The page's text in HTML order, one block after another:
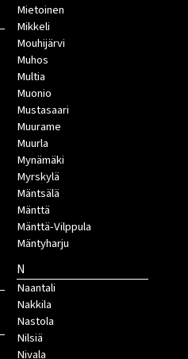
Mietoinen
Mikkeli
Mouhijärvi
Muhos
Multia
Muonio
Mustasaari
Muurame
Muurla
Mynämäki
Myrskylä
Mäntsälä
Mänttä
Mänttä-Vilppula
Mäntyharju
N
Naantali
Nakkila
Nastola
Nilsiä
Nivala